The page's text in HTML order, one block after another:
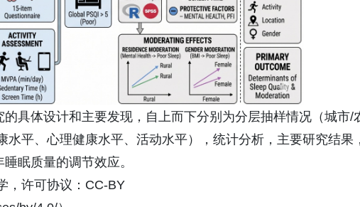
具体设计和主要发现，自上而下分别为分层抽样情况（城市/
平、心理健康水平、活动水平），统计分析，主要研究结果
眠质量的调节效应。
，许可协议：CC-BY